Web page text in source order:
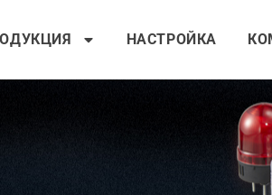
НАСТРОЙКА